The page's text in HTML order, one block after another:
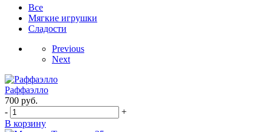
Все
Мягкие игрушки
Сладости
Previous
Next
Раффаэлло
700 руб.
-
+
В корзину